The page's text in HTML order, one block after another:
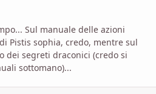
Sul manuale delle azioni
Pistis sophia, credo, mentre sul
dei segreti draconici (credo si
sottomano)...